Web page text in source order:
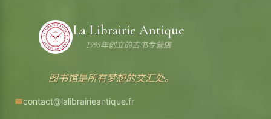
La Librairie Antique
1995年创立的古书专营店
图书馆是所有梦想的交汇处。
contact@lalibrairieantique.fr